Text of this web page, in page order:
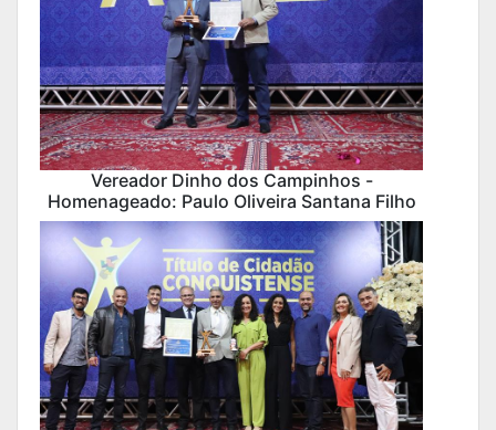
Vereador Dinho dos Campinhos -
Homenageado: Paulo Oliveira Santana Filho